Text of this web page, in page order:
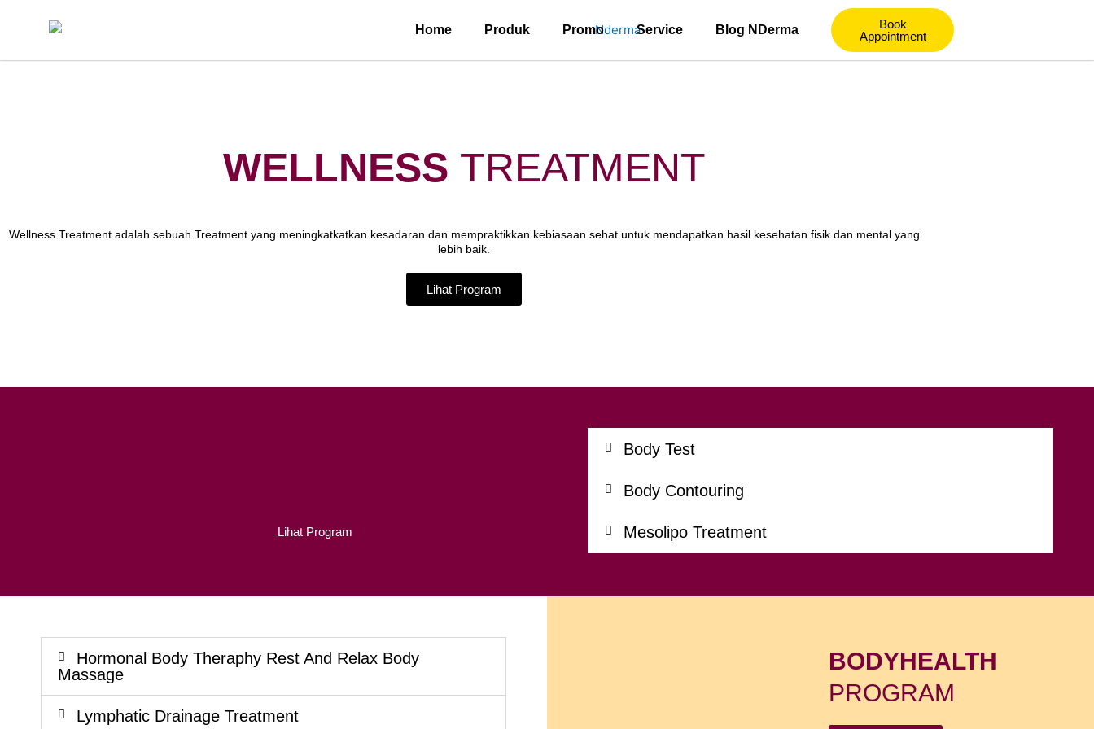
Home Produk Promo Service Blog NDerma
Book
Appointment
WELLNESS TREATMENT
Wellness Treatment adalah sebuah Treatment yang meningkatkatkan kesadaran dan mempraktikkan kebiasaan sehat untuk mendapatkan hasil kesehatan fisik dan mental yang
lebih baik.
Lihat Program
Lihat Program
Body Test
Body Contouring
Mesolipo Treatment
Hormonal Body Theraphy Rest And Relax Body
Massage
Lymphatic Drainage Treatment
BODYHEALTH
PROGRAM